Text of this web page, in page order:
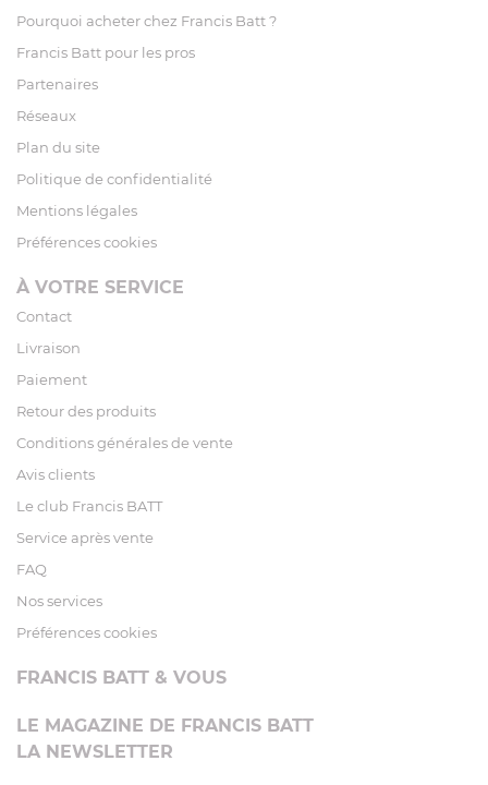
Pourquoi acheter chez Francis Batt ?
Francis Batt pour les pros
Partenaires
Réseaux
Plan du site
Politique de confidentialité
Mentions légales
Préférences cookies
À VOTRE SERVICE
Contact
Livraison
Paiement
Retour des produits
Conditions générales de vente
Avis clients
Le club Francis BATT
Service après vente
FAQ
Nos services
Préférences cookies
FRANCIS BATT & VOUS
LE MAGAZINE DE FRANCIS BATT
LA NEWSLETTER